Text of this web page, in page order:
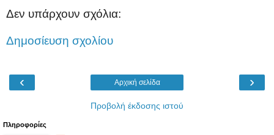
Δεν υπάρχουν σχόλια:
Δημοσίευση σχολίου
‹ ›
Αρχική σελίδα
Προβολή έκδοσης ιστού
Πληροφορίες